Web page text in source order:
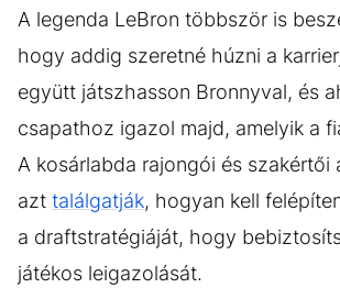
A legenda LeBron többször is
hogy addig szeretné húzni a
együtt játszhasson Bronnyval, és
csapathoz igazol majd, amelyik a
A kosárlabda rajongói és szakértői
azt találgatják, hogyan kell
a draftstratégiáját, hogy
játékos leigazolását.